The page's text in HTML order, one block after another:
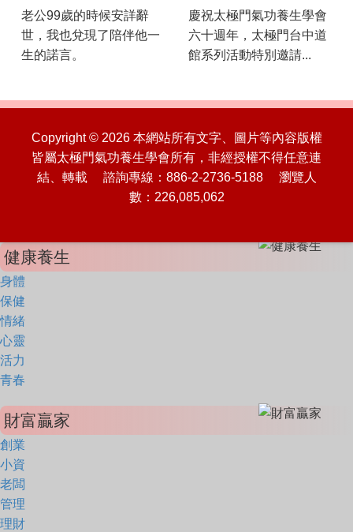
老公99歲的時候安詳辭
世，我也兌現了陪伴他一
生的諾言。
慶祝太極門氣功養生學會
六十週年，太極門台中道
館系列活動特別邀請...
Copyright © 2026 本網站所有文字、圖片等內容版權
皆屬太極門氣功養生學會所有，非經授權不得任意連
結、轉載 諮詢專線：886-2-2736-5188 瀏覽人
數：226,085,062
健康養生
身體
保健
情緒
心靈
活力
青春
財富贏家
創業
小資
老闆
管理
理財